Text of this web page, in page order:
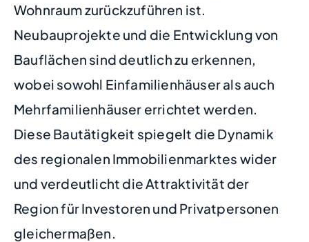
Wohnraum zurückzuführen ist.
Neubauprojekte und die Entwicklung von
Bauflächen sind deutlich zu erkennen,
wobei sowohl Einfamilienhäuser als auch
Mehrfamilienhäuser errichtet werden.
Diese Bautätigkeit spiegelt die Dynamik
des regionalen Immobilienmarktes wider
und verdeutlicht die Attraktivität der
Region für Investoren und Privatpersonen
gleichermaßen.